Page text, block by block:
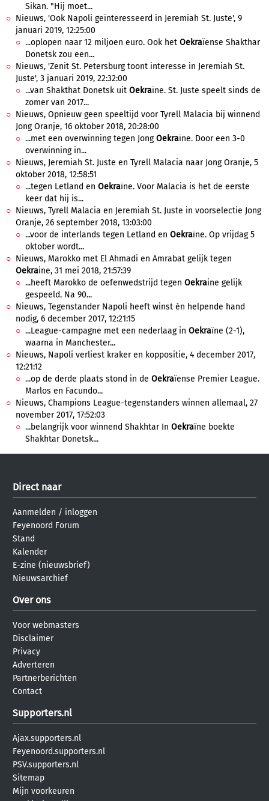
Sikan. "Hij moet...
Nieuws, 'Ook Napoli geïnteresseerd in Jeremiah St. Juste', 9
januari 2019, 12:25:00
...oplopen naar 12 miljoen euro. Ook het Oekraïense Shakthar
Donetsk zou een...
Nieuws, 'Zenit St. Petersburg toont interesse in Jeremiah St.
Juste', 3 januari 2019, 22:32:00
...van Shakthat Donetsk uit Oekraïne. St. Juste speelt sinds de
zomer van 2017...
Nieuws, Opnieuw geen speeltijd voor Tyrell Malacia bij winnend
Jong Oranje, 16 oktober 2018, 20:28:00
...met een overwinning tegen JongOekraïne. Door een 3-0
overwinning in...
Nieuws, Jeremiah St. Juste en Tyrell Malacia naar Jong Oranje, 5
oktober 2018, 12:58:51
...tegen Letland en Oekraïne. Voor Malacia is het de eerste
keer dat hij is...
Nieuws, Tyrell Malacia en Jeremiah St. Juste in voorselectie Jong
Oranje, 26 september 2018, 13:03:00
...voor de interlands tegen Letland en Oekraïne. Op vrijdag 5
oktober wordt...
Nieuws, Marokko met El Ahmadi en Amrabat gelijk tegen
Oekraine, 31 mei 2018, 21:57:39
...heeft Marokko de oefenwedstrijd tegen Oekraine gelijk
gespeeld. Na 90...
Nieuws, Tegenstander Napoli heeft winst én helpende hand
nodig, 6 december 2017, 12:21:15
...League-campagne met een nederlaag in Oekraïne (2-1),
waarna in Manchester...
Nieuws, Napoli verliest kraker en koppositie, 4 december 2017,
12:21:12
...op de derde plaats stond in de Oekraïense Premier League.
Marlos en Facundo...
Nieuws, Champions League-tegenstanders winnen allemaal, 27
november 2017, 17:52:03
...belangrijk voor winnend Shakhtar In Oekraïne boekte
Shakhtar Donetsk...
Direct naar
Aanmelden / inloggen
Feyenoord Forum
Stand
Kalender
E-zine (nieuwsbrief)
Nieuwsarchief
Over ons
Voor webmasters
Disclaimer
Privacy
Adverteren
Partnerberichten
Contact
Supporters.nl
Ajax.supporters.nl
Feyenoord.supporters.nl
PSV.supporters.nl
Sitemap
Mijn voorkeuren